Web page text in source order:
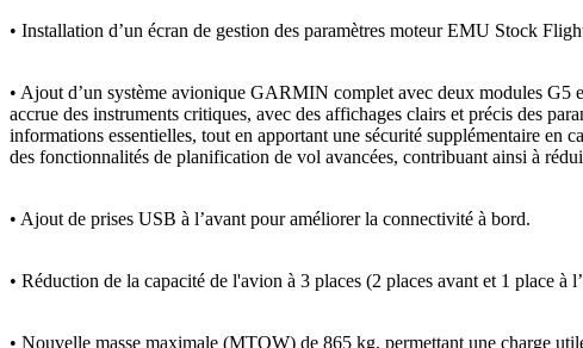
• Installation d’un écran de gestion des paramètres moteur EMU Stock
• Ajout d’un système avionique GARMIN complet avec deux modules G5
accrue des instruments critiques, avec des affichages clairs et précis des
informations essentielles, tout en apportant une sécurité supplémentaire
des fonctionnalités de planification de vol avancées, contribuant ainsi à
• Ajout de prises USB à l’avant pour améliorer la connectivité à bord.
• Réduction de la capacité de l'avion à 3 places (2 places avant et 1
• Nouvelle masse maximale (MTOW) de 865 kg, permettant une charge